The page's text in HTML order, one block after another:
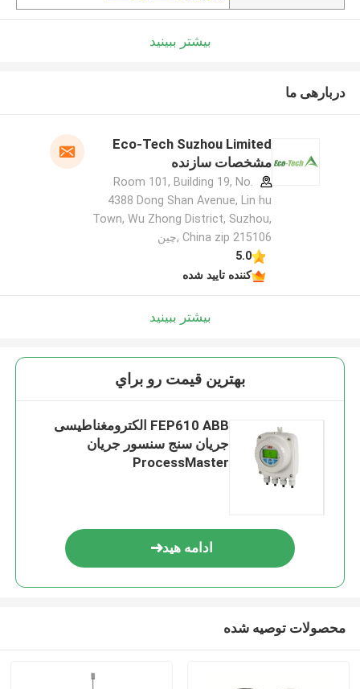
بیشتر ببینید
دربارهی ما
Eco-Tech Suzhou Limited
مشخصات سازنده
Room 101, Building 19, No.
4388 Dong Shan Avenue, Lin hu
Town, Wu Zhong District, Suzhou,
China zip 215106 ,چین
5.0
کننده تایید شده
بیشتر ببینید
بهترين قيمت رو براي
FEP610 ABB الکترومغناطیسی
جریان سنج سنسور جریان
ProcessMaster
ادامه هید
محصولات توصیه شده